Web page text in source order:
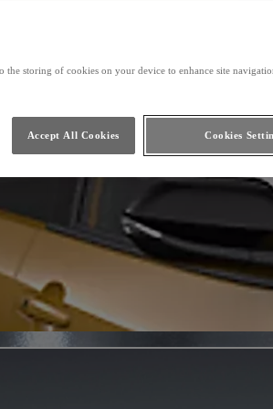
storing of cookies on your device to enhance site
Cookies
Accept All Cookies